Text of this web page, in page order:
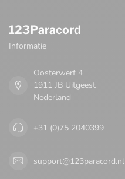
123Paracord
Informatie
Oosterwerf 4
1911 JB Uitgeest
Nederland
+31 (0)75 2040399
support@123paracord.nl